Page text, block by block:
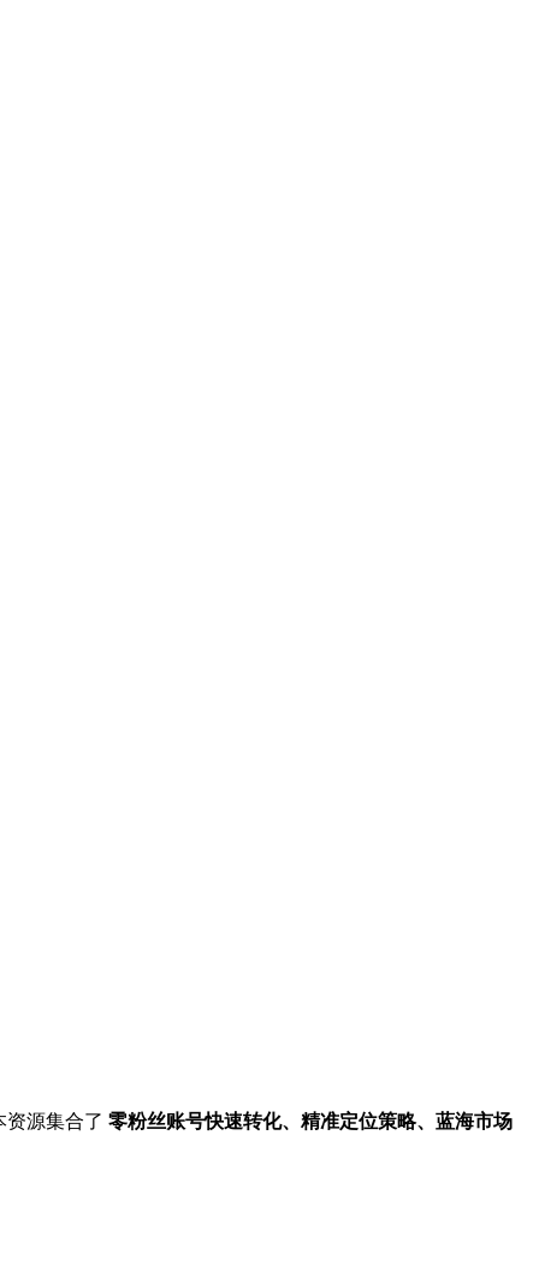
资源集合了 零粉丝账号快速转化、精准定位策略、蓝海市场